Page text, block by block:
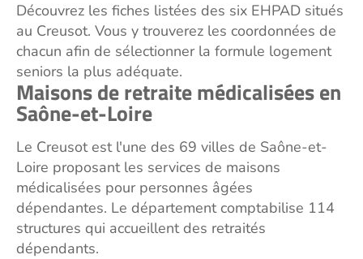
Découvrez les fiches listées des six EHPAD situés
au Creusot. Vous y trouverez les coordonnées de
chacun afin de sélectionner la formule logement
seniors la plus adéquate.
Maisons de retraite médicalisées en
Saône-et-Loire
Le Creusot est l'une des 69 villes de Saône-et-
Loire proposant les services de maisons
médicalisées pour personnes âgées
dépendantes. Le département comptabilise 114
structures qui accueillent des retraités
dépendants.